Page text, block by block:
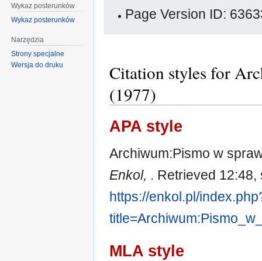
Page Version ID:
Citation styles for
(1977)
APA style
Archiwum:Pismo w
Enkol, . Retrieved
https://enkol.pl/
MLA style
Wykaz posterunków
Wykaz posterunków
Narzędzia
Strony specjalne
Wersja do druku